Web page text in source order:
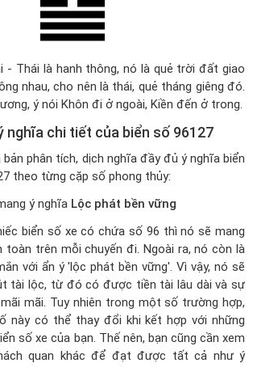
- Thái là hanh thông, nó là quẻ trời đất giao
nhau, cho nên là thái, quẻ tháng giêng đó.
ý nói Khôn đi ở ngoài, Kiền đến ở trong.
nghĩa chi tiết của biển số 96127
bản phân tích, dịch nghĩa đầy đủ ý nghĩa biển
theo từng cặp số phong thủy:
ý nghĩa Lộc phát bền vững
biển số xe có chứa số 96 thì nó sẽ mang
toàn trên mỗi chuyến đi. Ngoài ra, nó còn là
với ẩn ý 'lộc phát bền vững'. Vì vậy, nó sẽ
tài lộc, từ đó có được tiền tài lâu dài và sự
mãi. Tuy nhiên trong một số trường hợp,
này có thể thay đổi khi kết hợp với những
số xe của bạn. Thế nên, bạn cũng cần xem
quan khác để đạt được tất cả như ý